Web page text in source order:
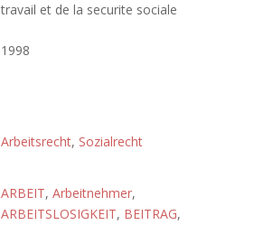
travail et de la securite sociale
1998
Arbeitsrecht, Sozialrecht
ARBEIT, Arbeitnehmer,
ARBEITSLOSIGKEIT, BEITRAG,